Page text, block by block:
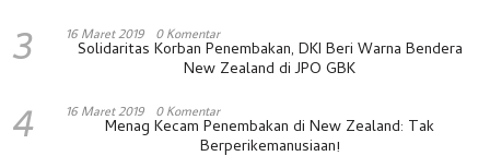
3 16 Maret 2019 0 Komentar
Solidaritas Korban Penembakan, DKI Beri Warna Bendera
New Zealand di JPO GBK
4 16 Maret 2019 0 Komentar
Menag Kecam Penembakan di New Zealand: Tak
Berperikemanusiaan!